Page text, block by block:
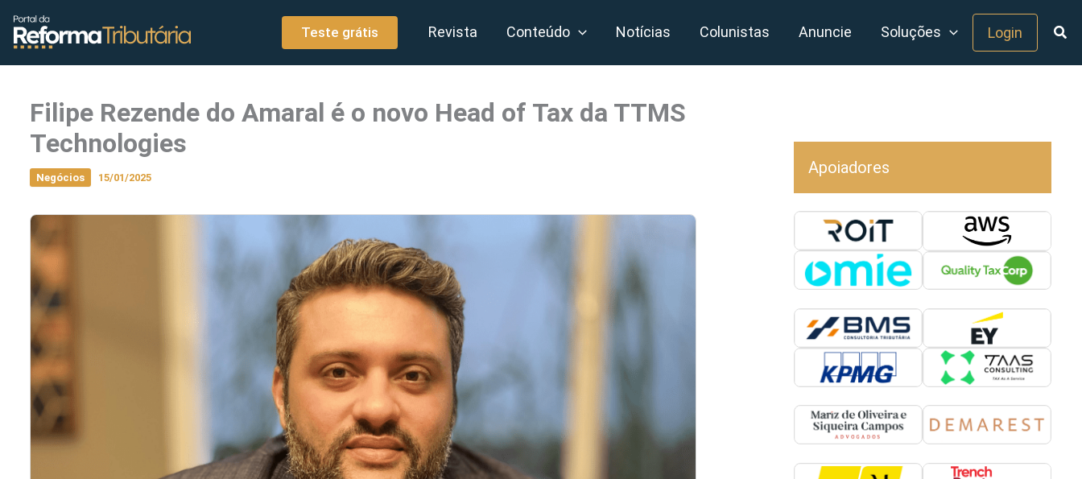
conteúdo
Teste grátis Revista Conteúdo Notícias Colunistas Anuncie Soluções Login
Filipe Rezende do Amaral é o novo Head of Tax da TTMS
Technologies
Negócios 15/01/2025
Apoiadores